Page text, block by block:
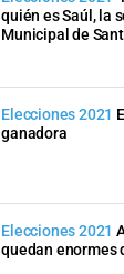
quién es Saúl, la
Municipal de
Elecciones 2021
ganadora
Elecciones 2021
quedan enormes